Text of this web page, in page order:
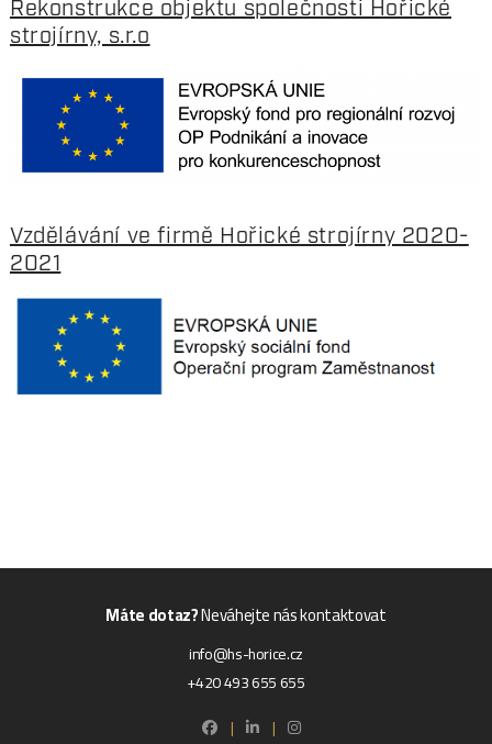
Rekonstrukce objektu společnosti Hořické
strojírny, s.r.o
Vzdělávání ve firmě Hořické strojírny 2020-
2021
Máte dotaz?Neváhejte nás kontaktovat
info@hs-horice.cz
+420 493 655 655
|
|